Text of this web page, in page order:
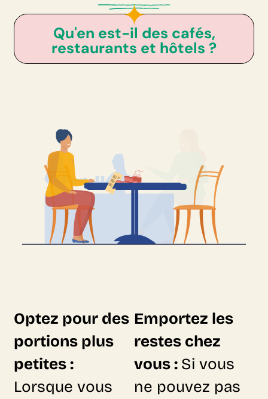
Qu'en est-il des cafés,
restaurants et hôtels ?
Optez pour des
portions plus
petites :
Lorsque vous
Emportez les
restes chez
vous : Si vous
ne pouvez pas